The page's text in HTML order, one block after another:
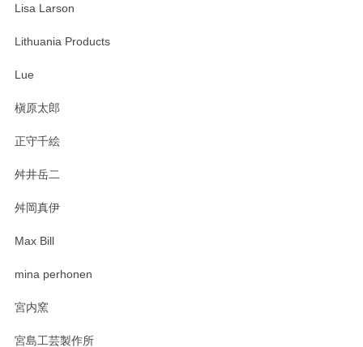
います。無事に届いたようで安心いたしまし
Lisa Larson
Lithuania Products
Lue
槇原太郎
正守千絵
舛井岳二
舛岡真伊
Max Bill
mina perhonen
宮内窯
宮島工芸製作所